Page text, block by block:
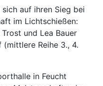
auf ihren Sieg bei
im Lichtschießen:
und Lea Bauer
Reihe 3., 4.
in Feucht